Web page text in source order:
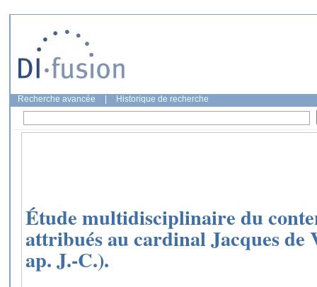
Recherche avancée Historique de recherche
Étude multidisciplinaire du
attribués au cardinal Jacques
ap. J.-C.).